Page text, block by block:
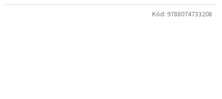
Kód: 9788074733208